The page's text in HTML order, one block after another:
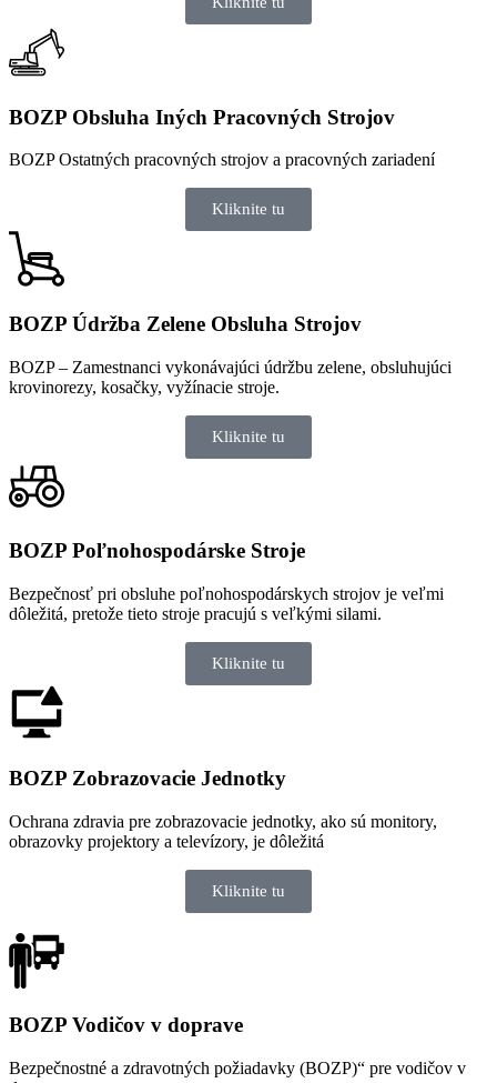
BOZP Obsluha Iných Pracovných Strojov
BOZP Ostatných pracovných strojov a pracovných zariadení
Kliknite tu
BOZP Údržba Zelene Obsluha Strojov
BOZP – Zamestnanci vykonávajúci údržbu zelene, obsluhujúci
krovinorezy, kosačky, vyžínacie stroje.
Kliknite tu
BOZP Poľnohospodárske Stroje
Bezpečnosť pri obsluhe poľnohospodárskych strojov je veľmi
dôležitá, pretože tieto stroje pracujú s veľkými silami.
Kliknite tu
BOZP Zobrazovacie Jednotky
Ochrana zdravia pre zobrazovacie jednotky, ako sú monitory,
obrazovky projektory a televízory, je dôležitá
Kliknite tu
BOZP Vodičov v doprave
Bezpečnostné a zdravotných požiadavky (BOZP)“ pre vodičov v